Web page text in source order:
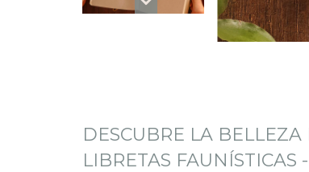
DESCUBRE LA
LIBRETAS FAUNÍSTICAS